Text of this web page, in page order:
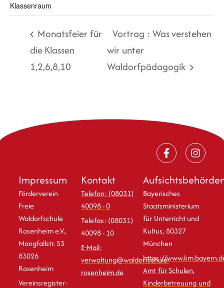
Klassenraum
Monatsfeier für
die Klassen
1,2,6,8,10
Vortrag : Was verstehen
wir unter
Waldorfpädagogik
Impressum
Förderverein
Freie
Waldorfschule
Rosenheim e.V.,
Mangfallstr. 53
83026
Rosenheim
Vereinsregister:
Kontakt
Telefon: (08031)
40098 - 0
Telefax: (08031)
40098 - 10
E-Mail:
verwaltung@waldorfschule-
rosenheim.de
Bayerisches
Staatsministerium
für Unterricht und
Kultus, 80327
München
https://
Amt für Schulen,
Kinderbetreuung und